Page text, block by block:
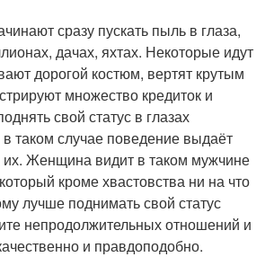
сразу пускать пыль в глаза,
дачах, яхтах. Некоторые идут
дорогой костюм, вертят крутым
множество кредиток и
свой статус в глазах
таком случае поведение выдаёт
их. Женщина видит в таком мужчине
кроме хвастовства ни на что
лучше поднимать свой статус
непродолжительных отношений и
и правдоподобно.